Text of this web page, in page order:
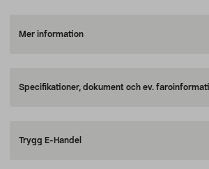
Mer information
Specifikationer, dokument och ev.
Trygg E-Handel